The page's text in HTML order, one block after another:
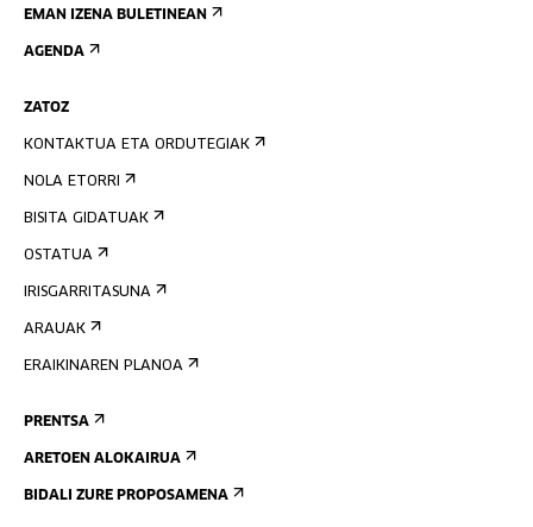
EMAN IZENA BULETINEAN
AGENDA
ZATOZ
KONTAKTUA ETA ORDUTEGIAK
NOLA ETORRI
BISITA GIDATUAK
OSTATUA
IRISGARRITASUNA
ARAUAK
ERAIKINAREN PLANOA
PRENTSA
ARETOEN ALOKAIRUA
BIDALI ZURE PROPOSAMENA